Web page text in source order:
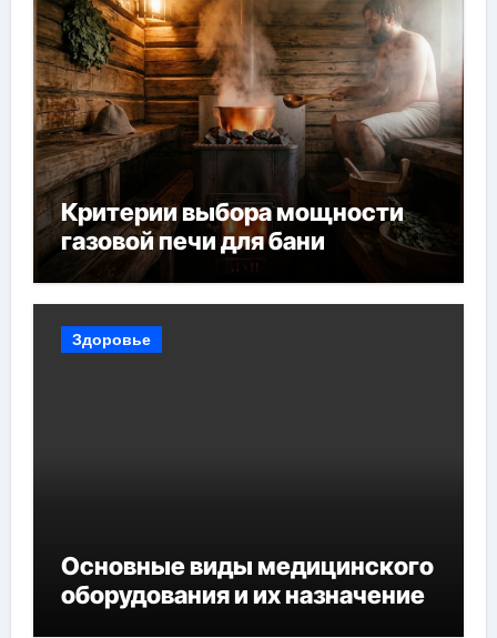
Критерии выбора мощности
газовой печи для бани
Здоровье
Основные виды медицинского
оборудования и их назначение